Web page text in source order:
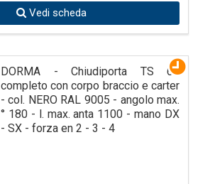
Vedi scheda
DORMA - Chiudiporta TS 69
completo con corpo braccio e carter
- col. NERO RAL 9005 - angolo max.
° 180 - l. max. anta 1100 - mano DX
- SX - forza en 2 - 3 - 4